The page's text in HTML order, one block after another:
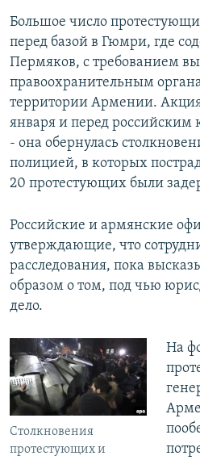
Большое число
перед базой в Гюмри, где
Пермяков, с требованием
правоохранительным
территории Армении. Акция
января и перед российским
- она обернулась
полицией, в которых
20 протестующих были
Российские и армянские
утверждающие, что
расследования, пока
образом о том, под чью
дело.
Столкновения
протестующих и
На